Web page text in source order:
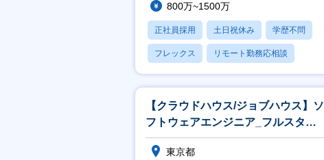
800万~1500万
正社員採用 土日祝休み 学歴不問
フレックス リモート勤務応相談
【クラウドハウス/ジョブハウス】ソ
フトウェアエンジニア_フルスタッ
ク
東京都